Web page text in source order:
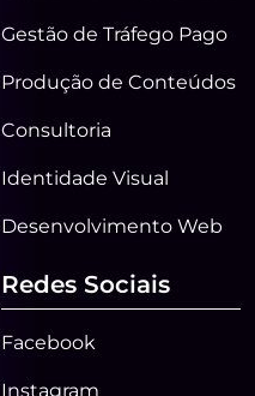
Gestão de Tráfego Pago
Produção de Conteúdos
Consultoria
Identidade Visual
Desenvolvimento Web
Redes Sociais
Facebook
Instagram